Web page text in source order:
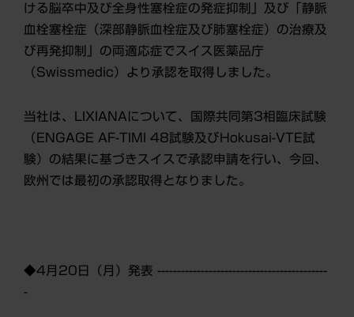
ける脳卒中及び全身性塞栓症の発症抑制」及び「静脈
血栓塞栓症（深部静脈血栓症及び肺塞栓症）の治療及
び再発抑制」の両適応症でスイス医薬品庁
（Swissmedic）より承認を取得しました。
当社は、LIXIANAについて、国際共同第3相臨床試験
（ENGAGE AF-TIMI 48試験及びHokusai-VTE試
験）の結果に基づきスイスで承認申請を行い、今回、
欧州では最初の承認取得となりました。
◆4月20日（月）発表 -------------------------------------------
-